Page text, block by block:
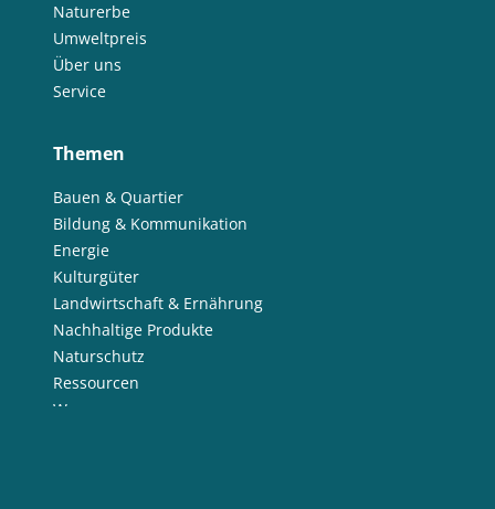
Naturerbe
Umweltpreis
Über uns
Service
Themen
Bauen & Quartier
Bildung & Kommunikation
Energie
Kulturgüter
Landwirtschaft & Ernährung
Nachhaltige Produkte
Naturschutz
Ressourcen
Wasser